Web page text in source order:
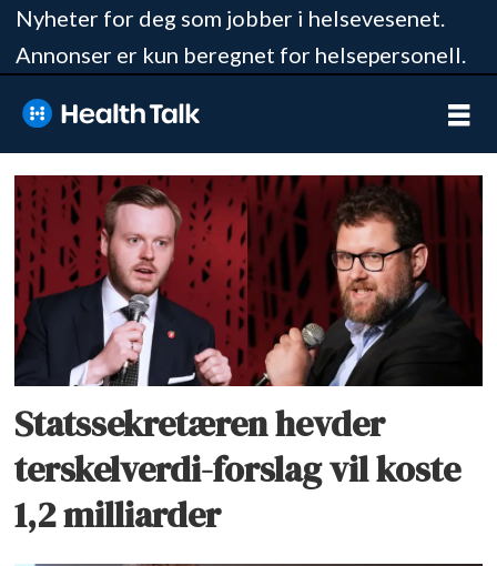
Nyheter for deg som jobber i helsevesenet.
Annonser er kun beregnet for helsepersonell.
Tag:
karl
kristian
bekeng
Statssekretæren hevder
terskelverdi-forslag vil koste
1,2 milliarder